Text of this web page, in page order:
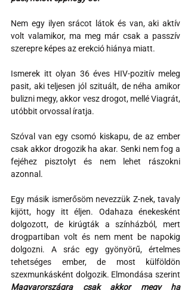
Nem egy ilyen srácot látok és van, aki aktív
volt valamikor, ma meg már csak a passzív
szerepre képes az erekció hiánya miatt.
Ismerek itt olyan 36 éves HIV-pozitív meleg
pasit, aki teljesen jól szituált, de néha amikor
bulizni megy, akkor vesz drogot, mellé Viagrát,
utóbbit orvossal íratja.
Szóval van egy csomó kiskapu, de az ember
csak akkor drogozik ha akar. Senki nem fog a
fejéhez pisztolyt és nem lehet rászokni
azonnal.
Egy másik ismerősöm nevezzük Z-nek, tavaly
kijött, hogy itt éljen. Odahaza énekesként
dolgozott, de kirúgták a színházból, mert
drogpartiban volt és nem ment be napokig
dolgozni. A srác egy gyönyörű, értelmes
tehetséges ember, de most külföldön
Magyarországra csak akkor megy ha